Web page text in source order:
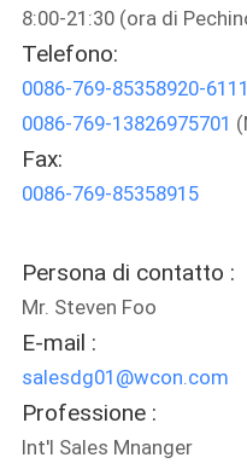
CONTROLLO
DI
QUALITÀ
CONTATTICI
RICHIEDA
UNA
CITAZIONE
MAPPA
DEL
8:00-21:30 (ora di
Telefono:
0086-769-85358920-6111
0086-769-13826975701
Fax:
0086-769-85358915
Persona di contatto :
Mr. Steven Foo
E-mail :
salesdg01@wcon.com
Professione :
Int'l Sales Mnanger